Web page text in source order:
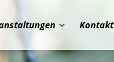
Kontakt